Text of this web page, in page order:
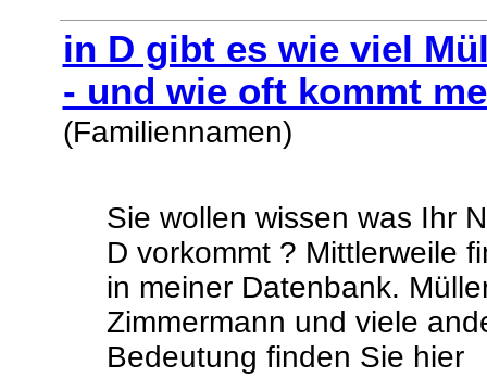
in D gibt es wie viel
- und wie oft kommt
(Familiennamen)
Sie wollen wissen was Ihr
D vorkommt ? Mittlerweile
in meiner Datenbank.
Zimmermann und viele
Bedeutung finden Sie hier